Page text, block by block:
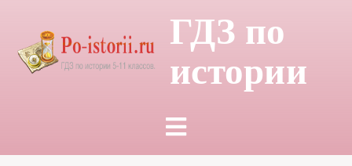
ГДЗ по
истории